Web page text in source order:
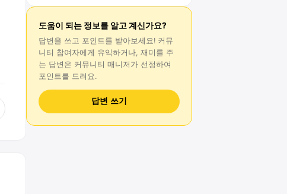
도움이 되는 정보를 알고 계신가요?
답변 을 쓰고 포인트를 받아보세요! 커뮤
니티 참여자에게 유익하거나, 재미를 주
는 답변 은 커뮤니티 매니저가 선정하여
포인트를 드려요.
답변 쓰기